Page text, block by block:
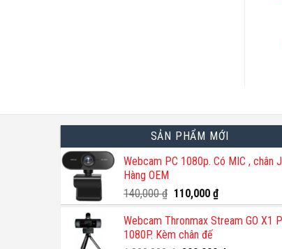
SẢN PHẨM MỚI
Webcam PC 1080p. Có MIC , chân
Hàng OEM
140,000₫ Giá
gốc
là:
140,000 ₫.
110,000 ₫Giá
hiện
tại
Webcam Thronmax Stream GO X1
1080P. Kèm chân đế